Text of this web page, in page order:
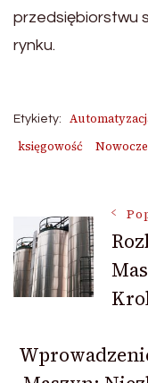
przedsiębiorstwu
rynku.
Etykiety:
księgowość
wpisu